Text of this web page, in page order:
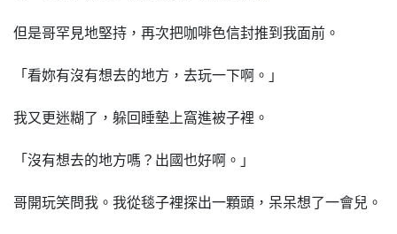
但是哥罕見地堅持，再次把咖啡色信封推到我面前。
「看妳有沒有想去的地方，去玩一下啊。」
我又更迷糊了，躲回睡墊上窩進被子裡。
「沒有想去的地方嗎？出國也好啊。」
哥開玩笑問我。我從毯子裡探出一顆頭，呆呆想了一會兒。